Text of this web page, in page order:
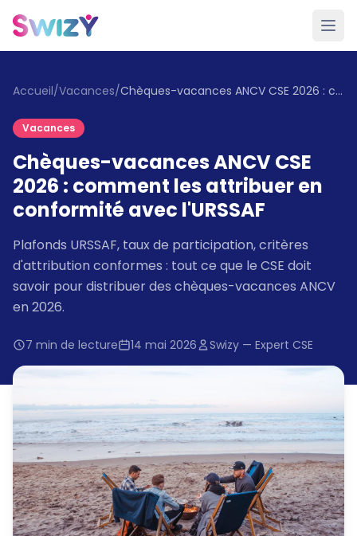
Accueil/Vacances/ Chèques-vacances ANCV CSE 2026 : comment les attribuer en conformité avec l'URSSAF
Vacances
Chèques-vacances ANCV CSE
2026 : comment les attribuer en
conformité avec l'URSSAF
Plafonds URSSAF, taux de participation, critères
d'attribution conformes : tout ce que le CSE doit
savoir pour distribuer des chèques-vacances ANCV
en 2026.
7 min de lecture 14 mai 2026 Swizy — Expert CSE